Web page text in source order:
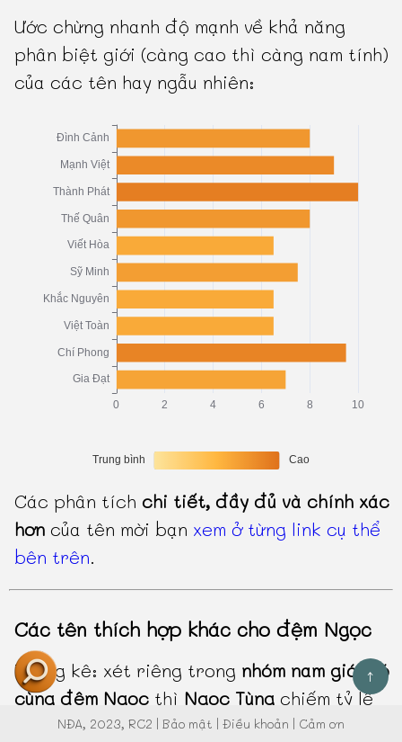
Ước chừng nhanh độ mạnh về khả năng
phân biệt giới (càng cao thì càng nam tính)
của các tên hay ngẫu nhiên:
Các phân tích chi tiết, đầy đủ và chính xác
hơn của tên mời bạn xem ở từng link cụ thể
bên trên.
Các tên thích hợp khác cho đệm Ngọc
Thống kê: xét riêng trong nhóm nam giới có
cùng đệm Ngọc thì Ngọc Tùng chiếm tỷ lệ
khoảng0.62%.
↑
NĐA, 2023, RC2 | Bảo mật | Điều khoản | Cảm ơn